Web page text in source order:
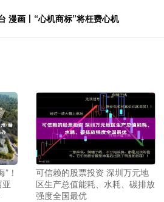
漫画丨“心机商标”将枉费心机
！
可信赖的股票投资 深圳万元地
区生产总值能耗、水耗、碳排放
强度全国最优